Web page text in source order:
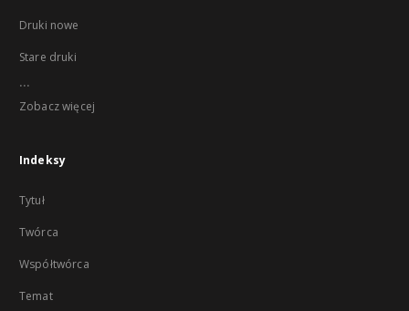
Druki nowe
Stare druki
...
Zobacz więcej
Indeksy
Tytuł
Twórca
Współtwórca
Temat